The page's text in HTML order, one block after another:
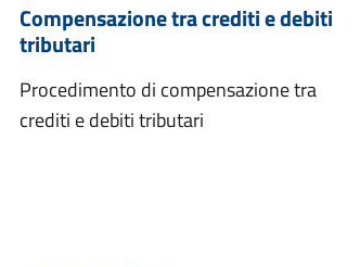
Compensazione tra crediti e debiti
tributari
Procedimento di compensazione tra
crediti e debiti tributari